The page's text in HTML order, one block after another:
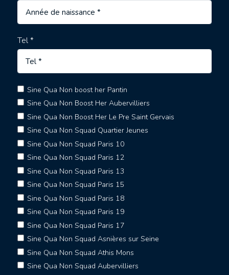
Tel *
Sine Qua Non boost her Pantin
Sine Qua Non Boost Her Aubervilliers
Sine Qua Non Boost Her Le Pre Saint Gervais
Sine Qua Non Squad Quartier Jeunes
Sine Qua Non Squad Paris 10
Sine Qua Non Squad Paris 12
Sine Qua Non Squad Paris 13
Sine Qua Non Squad Paris 15
Sine Qua Non Squad Paris 18
Sine Qua Non Squad Paris 19
Sine Qua Non Squad Paris 17
Sine Qua Non Squad Asnières sur Seine
Sine Qua Non Squad Athis Mons
Sine Qua Non Squad Aubervilliers